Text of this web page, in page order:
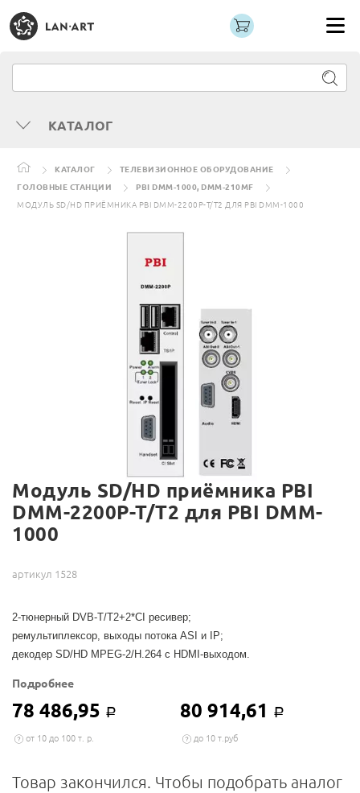
КАТАЛОГ
КАТАЛОГ
ТЕЛЕВИЗИОННОЕ ОБОРУДОВАНИЕ
ГОЛОВНЫЕ СТАНЦИИ
PBI DMM-1000, DMM-210MF
МОДУЛЬ SD/HD ПРИЁМНИКА PBI DMM-2200P-T/T2 ДЛЯ PBI DMM-1000
Модуль SD/HD приёмника PBI
DMM-2200P-T/T2 для PBI DMM-
1000
артикул 1528
2-тюнерный DVB-T/T2+2*CI ресивер;
ремультиплексор, выходы потока ASI и IP;
декодер SD/HD MPEG-2/H.264 с HDMI-выходом.
Подробнее
78 486,95 Р 80 914,61 Р
от 10 до 100 т. р. до 10 т.руб
Товар закончился. Чтобы подобрать аналог